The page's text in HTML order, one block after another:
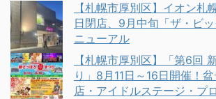
【札幌市厚別区】イオン札
日閉店、9月中旬「ザ・ビ
ニューアル
【札幌市厚別区】「第6回
り」8月11日～16日開催！
店・アイドルステージ・プ